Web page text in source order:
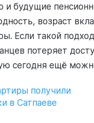
и будущие
возраст
Если такой
потеряет
сегодня ещё
получили
в Сатпаеве